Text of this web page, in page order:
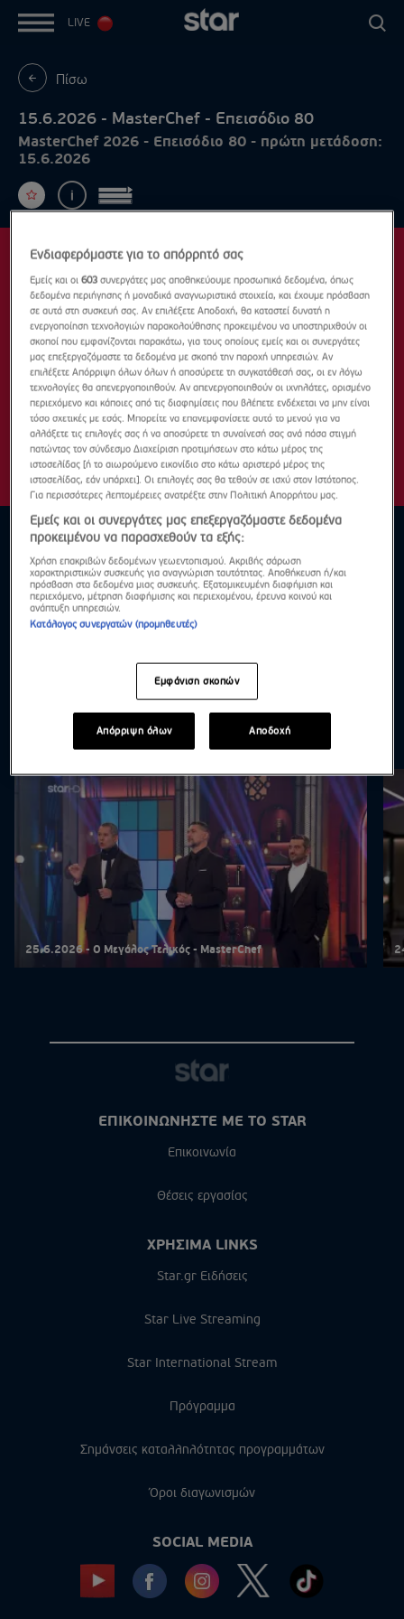
LIVE
Πίσω
15.6.2026 - MasterChef - Επεισόδιο 80
MasterChef 2026 - Επεισόδιο 80 - πρώτη μετάδοση:
15.6.2026
Επεισόδια Δες τα όλα
25.6.2026 - Ο Μεγάλος Τελικός - MasterChef
ΕΠΙΚΟΙΝΩΝΗΣΤΕ ΜΕ ΤΟ STAR
Επικοινωνία
Θέσεις εργασίας
ΧΡΗΣΙΜΑ LINKS
Star.gr Ειδήσεις
Star Live Streaming
Star International Stream
Πρόγραμμα
Σημάνσεις καταλληλότητας προγραμμάτων
Όροι διαγωνισμών
SOCIAL MEDIA
Ενδιαφερόμαστε για το απόρρητό σας
Εμείς και οι603 συνεργάτες μας αποθηκεύουμε προσωπικά δεδομένα, όπως
δεδομένα περιήγησης ή μοναδικά αναγνωριστικά στοιχεία, και έχουμε πρόσβαση
σε αυτά στη συσκευή σας. Αν επιλέξετε Αποδοχή, θα καταστεί δυνατή η
ενεργοποίηση τεχνολογιών παρακολούθησης προκειμένου να υποστηριχθούν οι
σκοποί που εμφανίζονται παρακάτω, για τους οποίους εμείς και οι συνεργάτες
μας επεξεργαζόμαστε τα δεδομένα με σκοπό την παροχή υπηρεσιών. Αν
επιλέξετε Απόρριψη όλων όλων ή αποσύρετε τη συγκατάθεσή σας, οι εν λόγω
τεχνολογίες θα απενεργοποιηθούν. Αν απενεργοποιηθούν οι ιχνηλάτες, ορισμένο
περιεχόμενο και κάποιες από τις διαφημίσεις που βλέπετε ενδέχεται να μην είναι
τόσο σχετικές με εσάς. Μπορείτε να επανεμφανίσετε αυτό το μενού για να
αλλάξετε τις επιλογές σας ή να αποσύρετε τη συναίνεσή σας ανά πάσα στιγμή
πατώντας τον σύνδεσμο Διαχείριση προτιμήσεων στο κάτω μέρος της
ιστοσελίδας [ή το αιωρούμενο εικονίδιο στο κάτω αριστερό μέρος της
ιστοσελίδας, εάν υπάρχει]. Οι επιλογές σας θα τεθούν σε ισχύ στον Ιστότοπος.
Για περισσότερες λεπτομέρειες ανατρέξτε στην Πολιτική Απορρήτου μας.
Εμείς και οι συνεργάτες μας επεξεργαζόμαστε δεδομένα
προκειμένου να παρασχεθούν τα εξής:
Χρήση επακριβών δεδομένων γεωεντοπισμού. Ακριβής σάρωση
χαρακτηριστικών συσκευής για αναγνώριση ταυτότητας. Αποθήκευση ή/και
πρόσβαση στα δεδομένα μιας συσκευής. Εξατομικευμένη διαφήμιση και
περιεχόμενο, μέτρηση διαφήμισης και περιεχομένου, έρευνα κοινού και
ανάπτυξη υπηρεσιών.
Κατάλογος συνεργατών (προμηθευτές)
Εμφάνιση σκοπών
Απόρριψη όλων Αποδοχή